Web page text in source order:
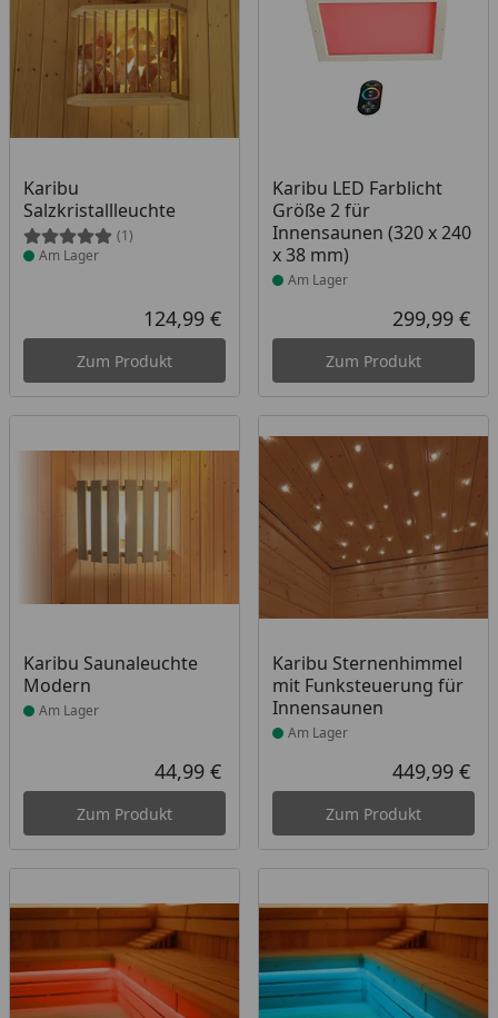
Karibu
Salzkristallleuchte
(1)
Produkt am Lager
Am Lager
Aktueller Preis
124,99 €
Zum Produkt
Karibu LED Farblicht
Größe 2 für
Innensaunen (320 x 240
x 38 mm)
Produkt am Lager
Am Lager
299,99 €
Zum Produkt
Karibu Saunaleuchte
Modern
Produkt am Lager
Am Lager
Aktueller Preis
44,99 €
Zum Produkt
Karibu Sternenhimmel
mit Funksteuerung für
Innensaunen
Produkt am Lager
Am Lager
449,99 €
Zum Produkt